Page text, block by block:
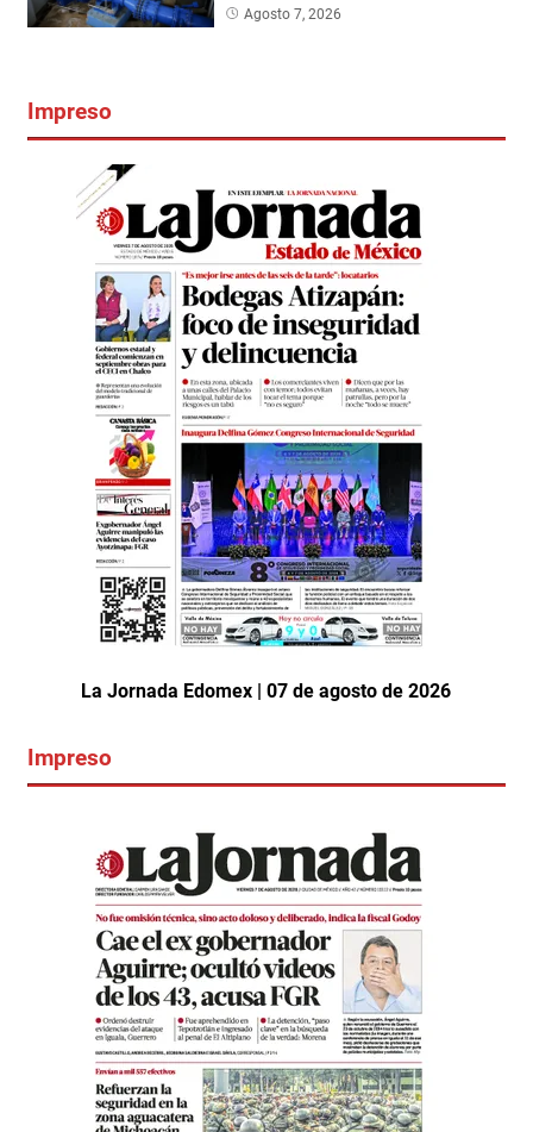
Agosto 7, 2026
Impreso
La Jornada Edomex | 07 de agosto de 2026
Impreso